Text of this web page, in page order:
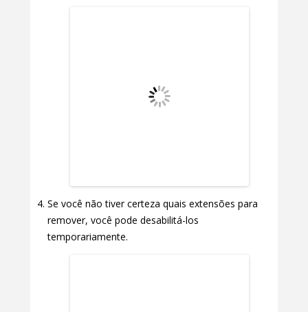
Se você não tiver certeza quais extensões para
remover, você pode desabilitá-los
temporariamente.